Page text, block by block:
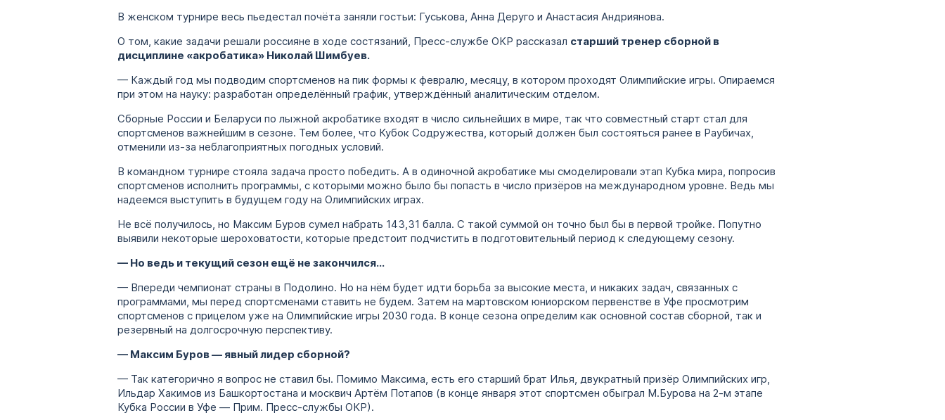
В женском турнире весь пьедестал почёта заняли гостьи: Гуськова, Анна Деруго и Анастасия Андриянова.
О том, какие задачи решали россияне в ходе состязаний, Пресс-службе ОКР рассказал старший тренер сборной в
дисциплине «акробатика» Николай Шимбуев.
— Каждый год мы подводим спортсменов на пик формы к февралю, месяцу, в котором проходят Олимпийские игры. Опираемся
при этом на науку: разработан определённый график, утверждённый аналитическим отделом.
Сборные России и Беларуси по лыжной акробатике входят в число сильнейших в мире, так что совместный старт стал для
спортсменов важнейшим в сезоне. Тем более, что Кубок Содружества, который должен был состояться ранее в Раубичах,
отменили из-за неблагоприятных погодных условий.
В командном турнире стояла задача просто победить. А в одиночной акробатике мы смоделировали этап Кубка мира, попросив
спортсменов исполнить программы, с которыми можно было бы попасть в число призёров на международном уровне. Ведь мы
надеемся выступить в будущем году на Олимпийских играх.
Не всё получилось, но Максим Буров сумел набрать 143,31 балла. С такой суммой он точно был бы в первой тройке. Попутно
выявили некоторые шероховатости, которые предстоит подчистить в подготовительный период к следующему сезону.
— Но ведь и текущий сезон ещё не закончился…
— Впереди чемпионат страны в Подолино. Но на нём будет идти борьба за высокие места, и никаких задач, связанных с
программами, мы перед спортсменами ставить не будем. Затем на мартовском юниорском первенстве в Уфе просмотрим
спортсменов с прицелом уже на Олимпийские игры 2030 года. В конце сезона определим как основной состав сборной, так и
резервный на долгосрочную перспективу.
— Максим Буров — явный лидер сборной?
— Так категорично я вопрос не ставил бы. Помимо Максима, есть его старший брат Илья, двукратный призёр Олимпийских игр,
Ильдар Хакимов из Башкортостана и москвич Артём Потапов (в конце января этот спортсмен обыграл М.Бурова на 2-м этапе
Кубка России в Уфе — Прим. Пресс-службы ОКР).